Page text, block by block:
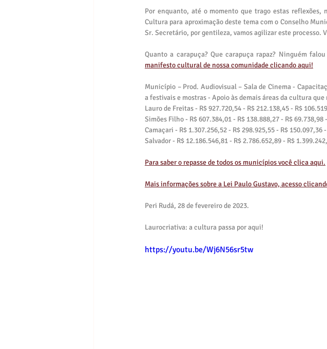
Por enquanto, até o momento que trago estas
Cultura para aproximação deste tema com o Conselho
Sr. Secretário, por gentileza, vamos agilizar este processo.
manifesto cultural de nossa comunidade clicando aqui!
Município – Prod. Audiovisual – Sala de Cinema -
a festivais e mostras - Apoio às demais áreas da cultura que
Lauro de Freitas - R$ 927.720,54 - R$ 212.138,45 - R$
Simões Filho - R$ 607.384,01 - R$ 138.888,27 - R$ 69.738,98
Camaçari - R$ 1.307.256,52 - R$ 298.925,55 - R$ 150.097,36
Salvador - R$ 12.186.546,81 - R$ 2.786.652,89 - R$
Para saber o repasse de todos os municípios você clica aqui.
Mais informações sobre a Lei Paulo Gustavo, acesso
Peri Rudá, 28 de fevereiro de 2023.
Laurocriativa: a cultura passa por aqui!
https://youtu.be/Wj6N56sr5tw